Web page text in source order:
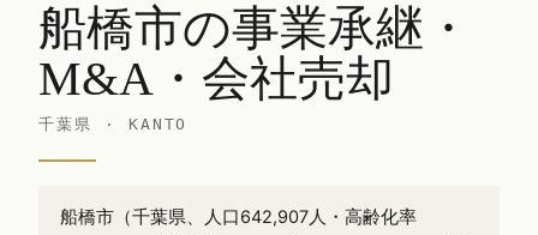
船橋市の事業承継・
M&A・会社売却
千葉県 · KANTO
船橋市（千葉県、人口642,907人・高齢化率